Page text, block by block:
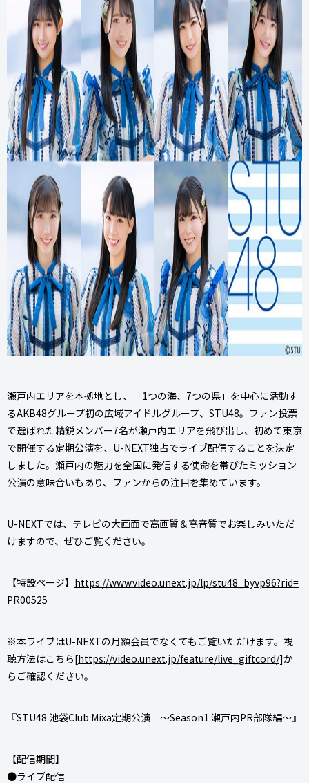
瀬戸内エリアを本拠地とし、「1つの海、7つの県」を中心に活動す
るAKB48グループ初の広域アイドルグループ、STU48。ファン投票
で選ばれた精鋭メンバー7名が瀬戸内エリアを飛び出し、初めて東京
で開催する定期公演を、U-NEXT独占でライブ配信することを決定
しました。瀬戸内の魅力を全国に発信する使命を帯びたミッション
公演の意味合いもあり、ファンからの注目を集めています。
U-NEXTでは、テレビの大画面で高画質＆高音質でお楽しみいただ
けますので、ぜひご覧ください。
【特設ページ】 https://www.video.unext.jp/lp/stu48_byvp96?rid=
PR00525
※本ライブはU-NEXTの月額会員でなくてもご覧いただけます。視
聴方法はこちら[https://video.unext.jp/feature/live_giftcord/]か
らご確認ください。
『STU48 池袋Club Mixa定期公演 〜Season1 瀬戸内PR部隊編〜』
【配信期間】
●ライブ配信